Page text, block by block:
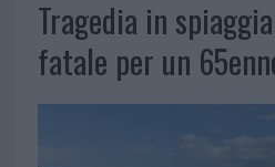
Tragedia in
fatale per un